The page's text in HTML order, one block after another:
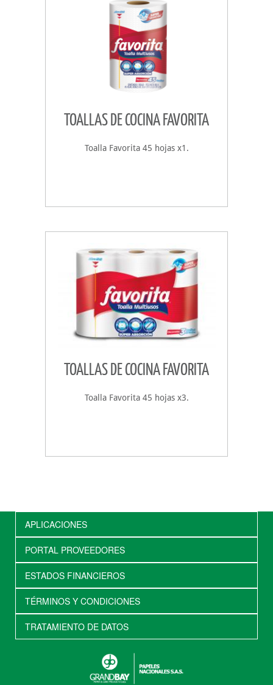
TOALLAS DE COCINA FAVORITA
Toalla Favorita 45 hojas x1.
TOALLAS DE COCINA FAVORITA
Toalla Favorita 45 hojas x3.
APLICACIONES
PORTAL PROVEEDORES
ESTADOS FINANCIEROS
TÉRMINOS Y CONDICIONES
TRATAMIENTO DE DATOS